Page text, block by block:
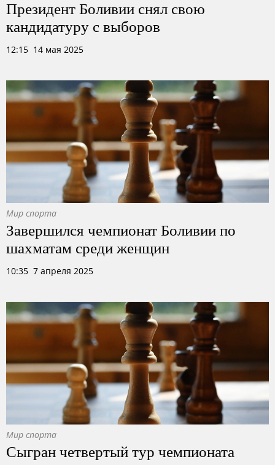
Президент Боливии снял свою
кандидатуру с выборов
12:15 14 мая 2025
Мир спорта
Завершился чемпионат Боливии по
шахматам среди женщин
10:35 7 апреля 2025
Мир спорта
Сыгран четвертый тур чемпионата